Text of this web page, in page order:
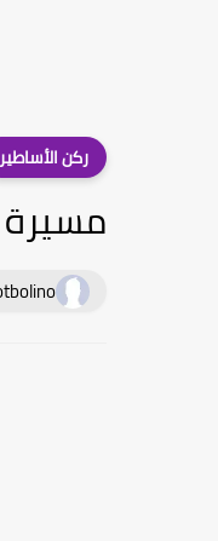
ركن الأساطير
مسيرة